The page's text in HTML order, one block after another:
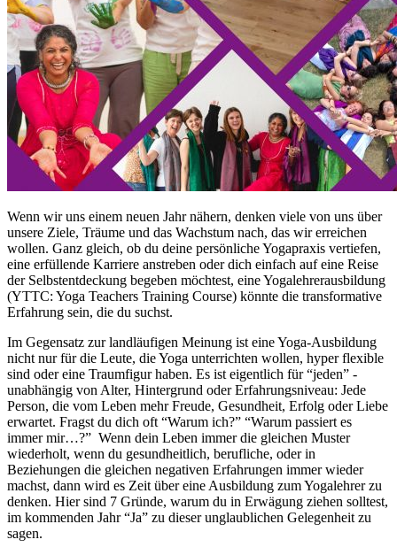
Wenn wir uns einem neuen Jahr nähern, denken viele von uns über
unsere Ziele, Träume und das Wachstum nach, das wir erreichen
wollen. Ganz gleich, ob du deine persönliche Yogapraxis vertiefen,
eine erfüllende Karriere anstreben oder dich einfach auf eine Reise
der Selbstentdeckung begeben möchtest, eine Yogalehrerausbildung
(YTTC: Yoga Teachers Training Course) könnte die transformative
Erfahrung sein, die du suchst.
Im Gegensatz zur landläufigen Meinung ist eine Yoga-Ausbildung
nicht nur für die Leute, die Yoga unterrichten wollen, hyper flexible
sind oder eine Traumfigur haben. Es ist eigentlich für “jeden” -
unabhängig von Alter, Hintergrund oder Erfahrungsniveau: Jede
Person, die vom Leben mehr Freude, Gesundheit, Erfolg oder Liebe
erwartet. Fragst du dich oft “Warum ich?” “Warum passiert es
immer mir…?” Wenn dein Leben immer die gleichen Muster
wiederholt, wenn du gesundheitlich, berufliche, oder in
Beziehungen die gleichen negativen Erfahrungen immer wieder
machst, dann wird es Zeit über eine Ausbildung zum Yogalehrer zu
denken. Hier sind 7 Gründe, warum du in Erwägung ziehen solltest,
im kommenden Jahr “Ja” zu dieser unglaublichen Gelegenheit zu
sagen.